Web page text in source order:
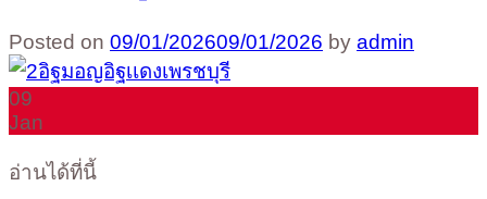
Posted on 09/01/202609/01/2026 by admin
09
Jan
อ่านได้ที่นี้